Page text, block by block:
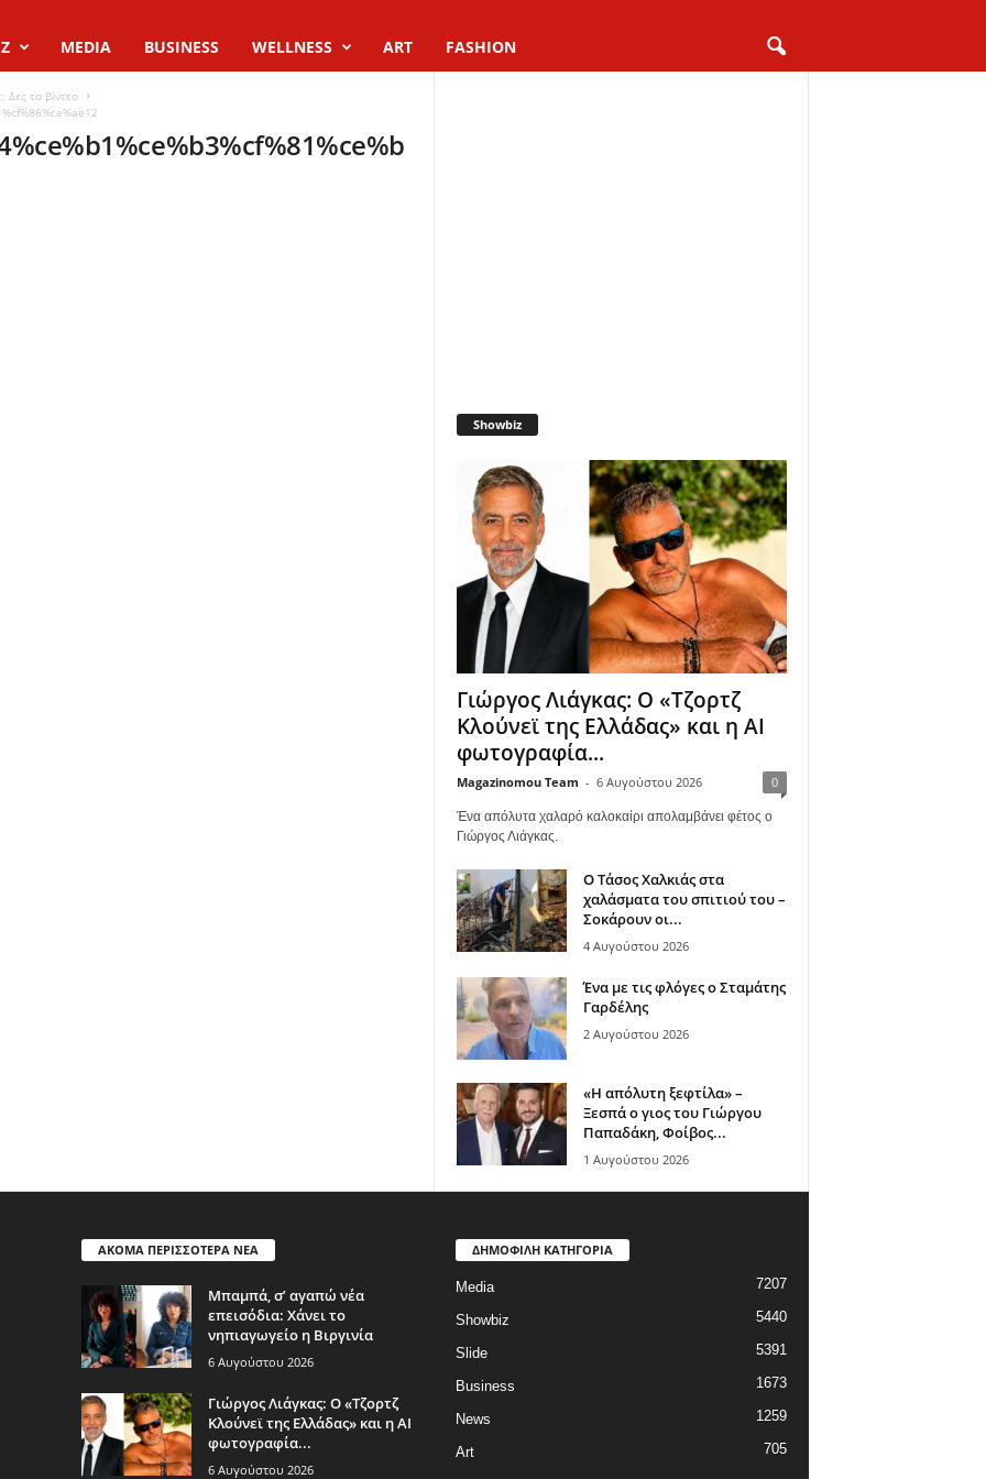
MEDIA BUSINESS WELLNESS ART FASHION
Δες το βίντεο
Showbiz
Γιώργος Λιάγκας: Ο «Τζορτζ
Κλούνεϊ της Ελλάδας» και η AI
φωτογραφία...
Magazinomou Team - 6 Αυγούστου 2026 0
Ένα απόλυτα χαλαρό καλοκαίρι απολαμβάνει φέτος ο
Γιώργος Λιάγκας.
Ο Τάσος Χαλκιάς στα
χαλάσματα του σπιτιού του –
Σοκάρουν οι...
4 Αυγούστου 2026
Ένα με τις φλόγες ο Σταμάτης
Γαρδέλης
2 Αυγούστου 2026
«Η απόλυτη ξεφτίλα» –
Ξεσπά ο γιος του Γιώργου
Παπαδάκη, Φοίβος...
1 Αυγούστου 2026
ΑΚΟΜΑ ΠΕΡΙΣΣΟΤΕΡΑ ΝΕΑ
Μπαμπά, σ’ αγαπώ νέα
επεισόδια: Χάνει το
νηπιαγωγείο η Βιργινία
6 Αυγούστου 2026
Γιώργος Λιάγκας: Ο «Τζορτζ
Κλούνεϊ της Ελλάδας» και η AI
φωτογραφία...
6 Αυγούστου 2026
ΔΗΜΟΦΙΛΗ ΚΑΤΗΓΟΡΙΑ
Media 7207
Showbiz 5440
Slide 5391
Business 1673
News 1259
Art 705